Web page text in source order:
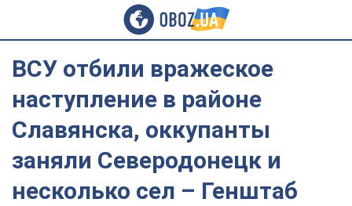
ВСУ отбили вражеское
наступление в районе
Славянска, оккупанты
заняли Северодонецк и
несколько сел – Генштаб